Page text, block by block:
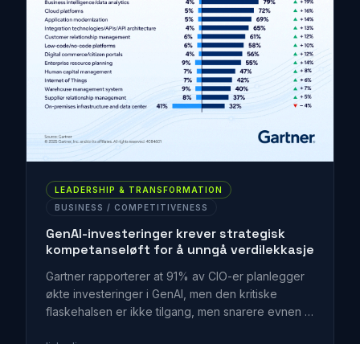
LEADERSHIP & TRANSFORMATION
BUSINESS / COMPETITIVENESS
GenAI-investeringer krever strategisk
kompetanseløft for å unngå verdilekkasje
Gartner rapporterer at 91% av CIO-er planlegger
økte investeringer i GenAI, men den kritiske
flaskehalsen er ikke tilgang, men snarere evnen til